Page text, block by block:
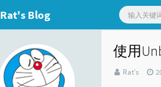
Rat's Blog
使用
博
Rat's